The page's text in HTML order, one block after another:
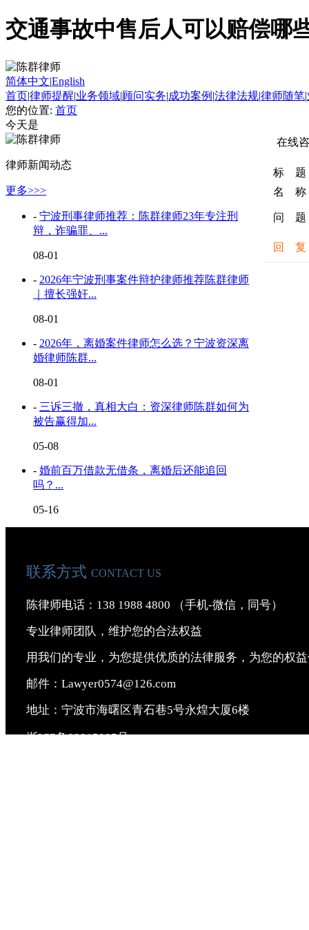
交通事故中售后人可以赔偿哪
简体中文|English
首页|律师提醒|业务领域|顾问实务|成功案例 |法律法规|律师随笔|
您的位置: 首页
今天是
律师新闻动态
更多>>>
- 宁波刑事律师推荐：陈群律师23年专注刑
辩，诈骗罪、...
08-01
- 2026年宁波刑事案件辩护律师推荐陈群律师
｜擅长强奸...
08-01
- 2026年，离婚案件律师怎么选？宁波资深离
婚律师陈群...
08-01
- 三诉三撤，真相大白：资深律师陈群如何为
被告赢得加...
05-08
- 婚前百万借款无借条，离婚后还能追回
吗？...
05-16
在线
标 题
名 称
问 题
回 复
联系方式 CONTACT US
陈律师电话：138 1988 4800 （手机-微信，同号）
专业律师团队，维护您的合法权益
用我们的专业，为您提供优质的法律服务，为您的权
邮件：Lawyer0574@126.com
地址：宁波市海曙区青石巷5号永煌大厦6楼
浙ICP备09015095号